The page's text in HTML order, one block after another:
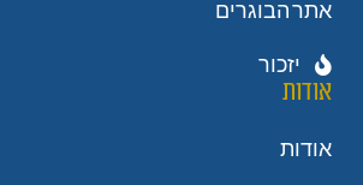
אתר הבוגרים
יזכור
אודות
אודות